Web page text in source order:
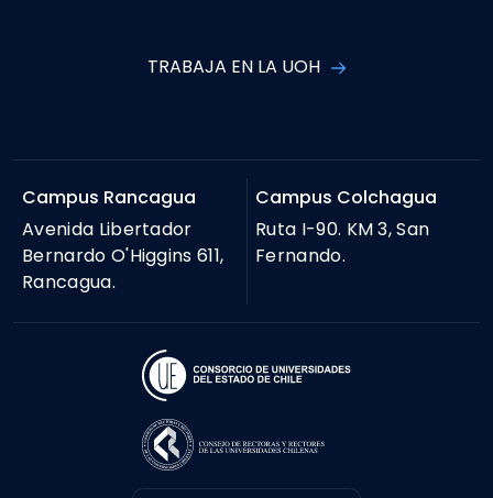
TRABAJA EN LA UOH
Campus Rancagua
Avenida Libertador
Bernardo O'Higgins 611,
Rancagua.
Campus Colchagua
Ruta I-90. KM 3, San
Fernando.